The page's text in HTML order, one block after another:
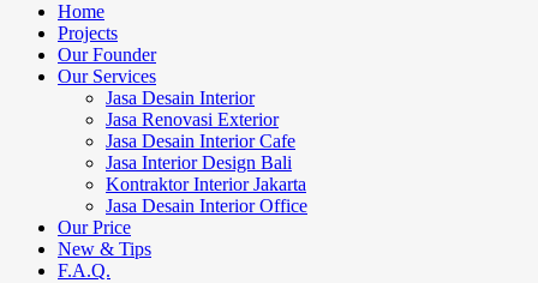
Home
Projects
Our Founder
Our Services
Jasa Desain Interior
Jasa Renovasi Exterior
Jasa Desain Interior Cafe
Jasa Interior Design Bali
Kontraktor Interior Jakarta
Jasa Desain Interior Office
Our Price
New & Tips
F.A.Q.